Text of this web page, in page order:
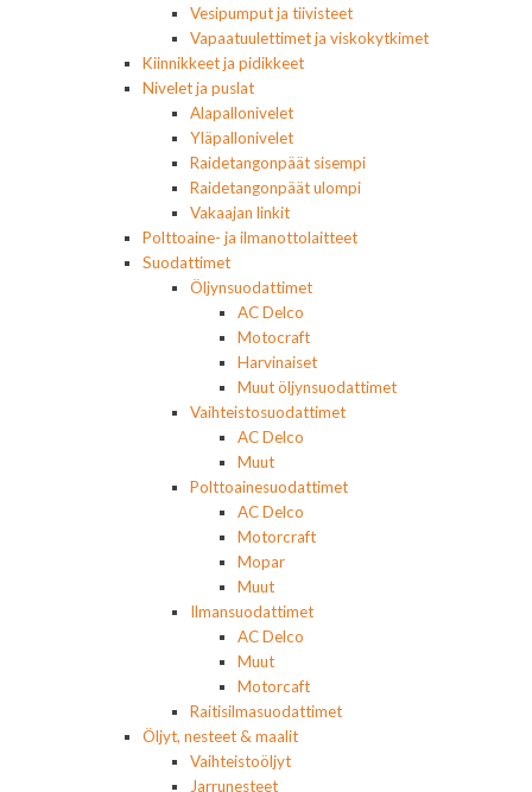
Vesipumput ja tiivisteet
Vapaatuulettimet ja viskokytkimet
Kiinnikkeet ja pidikkeet
Nivelet ja puslat
Alapallonivelet
Yläpallonivelet
Raidetangonpäät sisempi
Raidetangonpäät ulompi
Vakaajan linkit
Polttoaine- ja ilmanottolaitteet
Suodattimet
Öljynsuodattimet
AC Delco
Motocraft
Harvinaiset
Muut öljynsuodattimet
Vaihteistosuodattimet
AC Delco
Muut
Polttoainesuodattimet
AC Delco
Motorcraft
Mopar
Muut
Ilmansuodattimet
AC Delco
Muut
Motorcaft
Raitisilmasuodattimet
Öljyt, nesteet & maalit
Vaihteistoöljyt
Jarrunesteet